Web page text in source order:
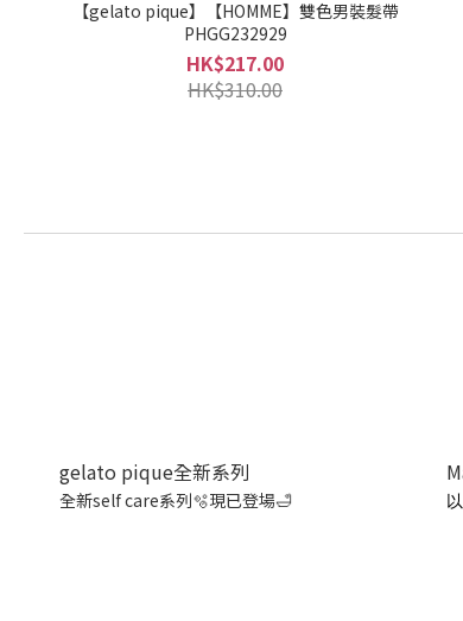
【gelato pique】【HOMME】雙色男裝髮帶
PHGG232929
HK$217.00
HK$310.00
gelato pique全新系列
全新self care系列🫧現已登場🛁